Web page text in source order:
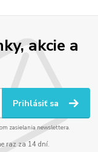
akcie a
Prihlásiť sa
zasielania newslettera.
raz za 14 dní.